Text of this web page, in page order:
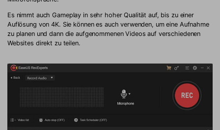
Es nimmt auch Gameplay in sehr hoher Qualität auf, bis zu einer
Auflösung von 4K. Sie können es auch verwenden, um eine Aufnahme
zu planen und dann die aufgenommenen Videos auf verschiedenen
Websites direkt zu teilen.